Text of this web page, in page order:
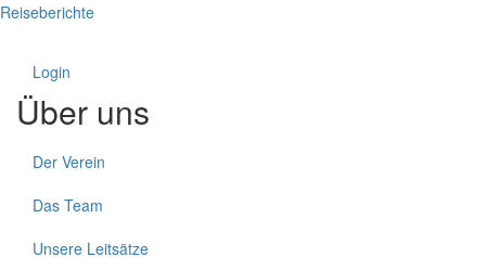
Reiseberichte
Login
Über uns
Der Verein
Das Team
Unsere Leitsätze